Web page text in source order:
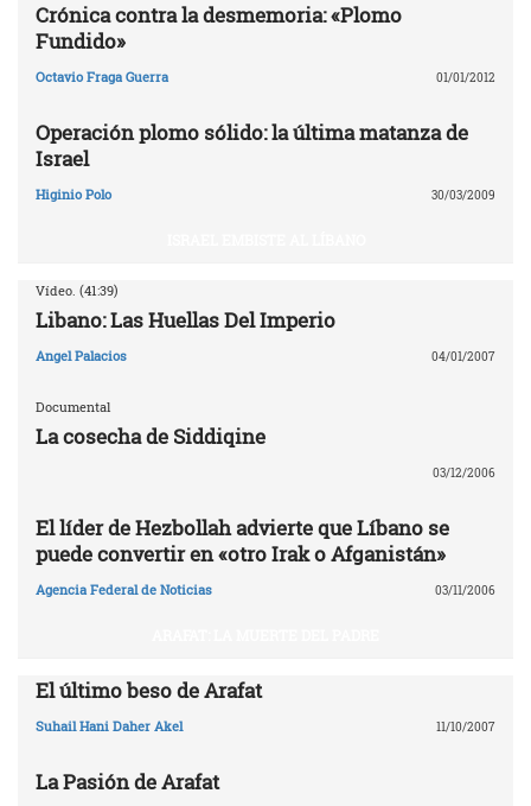
Crónica contra la desmemoria: «Plomo
Fundido»
Octavio Fraga Guerra 01/01/2012
Operación plomo sólido: la última matanza de
Israel
Higinio Polo 30/03/2009
Vídeo. (41:39)
Libano: Las Huellas Del Imperio
Angel Palacios 04/01/2007
Documental
La cosecha de Siddiqine
03/12/2006
El líder de Hezbollah advierte que Líbano se
puede convertir en «otro Irak o Afganistán»
Agencia Federal de Noticias 03/11/2006
El último beso de Arafat
Suhail Hani Daher Akel 11/10/2007
La Pasión de Arafat